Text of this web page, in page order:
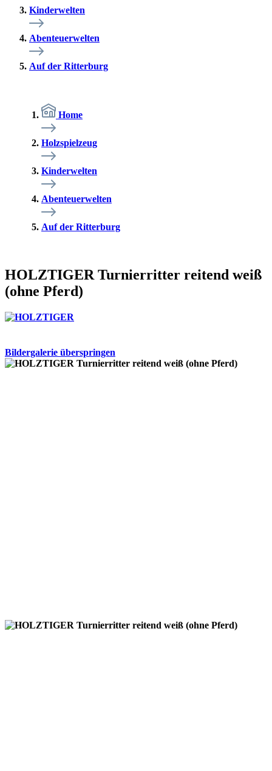
Kinderwelten
Abenteuerwelten
Auf der Ritterburg
Home
Holzspielzeug
Kinderwelten
Abenteuerwelten
Auf der Ritterburg
HOLZTIGER Turnierritter reitend weiß
(ohne Pferd)
Bildergalerie überspringen